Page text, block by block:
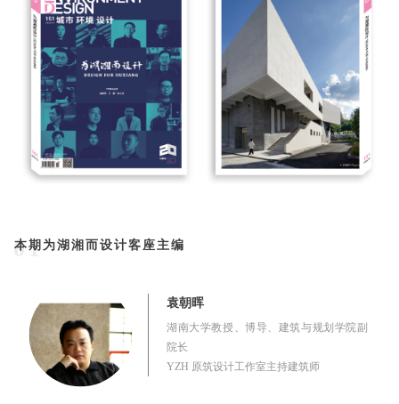
01
本期为湖湘而设计客座主编
袁朝晖
湖南大学教授、博导、建筑与规划学院副
院长
YZH 原筑设计工作室主持建筑师